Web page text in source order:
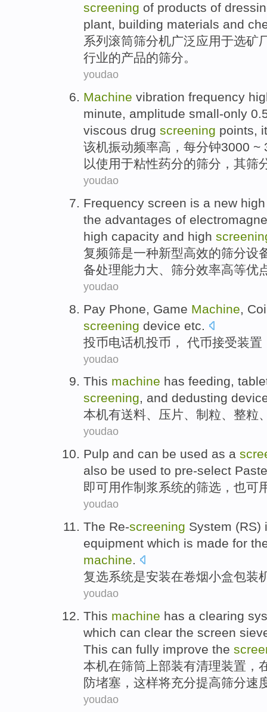
screening of products of
plant, building materials and
系列 滚筒筛分机广泛应用于选矿
行业的产品的筛分。
youdao
Machine vibration frequency
minute, amplitude small-only
viscous drug screening points,
该机振动频率高 ， 每分钟3000 ~
以使用于粘性药分的筛分， 其筛
youdao
Frequency screen is a new high
the advantages of
high capacity and high
复频筛是一种新型高效的筛分设
备处理能力大、筛分效率高等优
youdao
Pay Phone , Game Machine
screening device etc
投币电话机投币 ， 代币接受装置
youdao
This machine has feeding,
screening, and dedusting
本机有送料、 压片、制 粒、整粒
youdao
Pulp and can be used as a
also be used to pre-select Paste
即可用作制浆系统的筛选 ， 也可
youdao
The Re-screening System (RS)
equipment which is made for
machine.
复选系统是安装在卷烟小盒包装
youdao
This machine has a clearing
which can clear the screen
This can fully improve the
本机在筛筒 上部装有清理装置，
防堵塞 ， 这样将充分提高筛分速
youdao